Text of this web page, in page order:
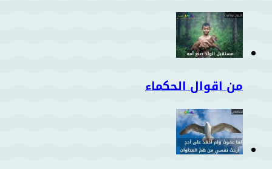
من اقوال الحكماء